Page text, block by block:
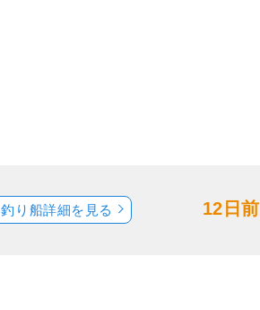
12日前
釣り船詳細を見る